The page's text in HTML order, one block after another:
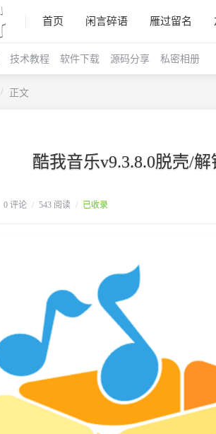
首页 闲言碎语 雁过留名
技术教程 软件下载 源码分享 私密相册
/ 正文
酷我音乐v9.3.8.0脱壳/
0 评论 / 543 阅读 / 已收录